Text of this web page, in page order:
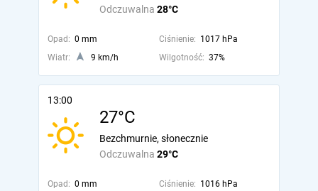
Odczuwalna 28°C
Opad: 0 mm Ciśnienie: 1017 hPa
Wiatr:
9 km/h Wilgotność: 37%
13:00
27°C
Odczuwalna 29°C
Bezchmurnie, słonecznie
Opad: 0 mm Ciśnienie: 1016 hPa